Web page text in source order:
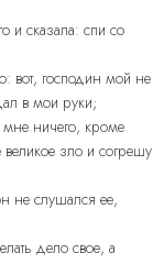
и сказала: спи со
вот, господин мой не
в мои руки;
ничего, кроме
зло и согрешу
не слушался ее,
дело свое, а